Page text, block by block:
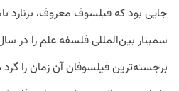
برجسته‌ترین فیلسوفان آن زمان را